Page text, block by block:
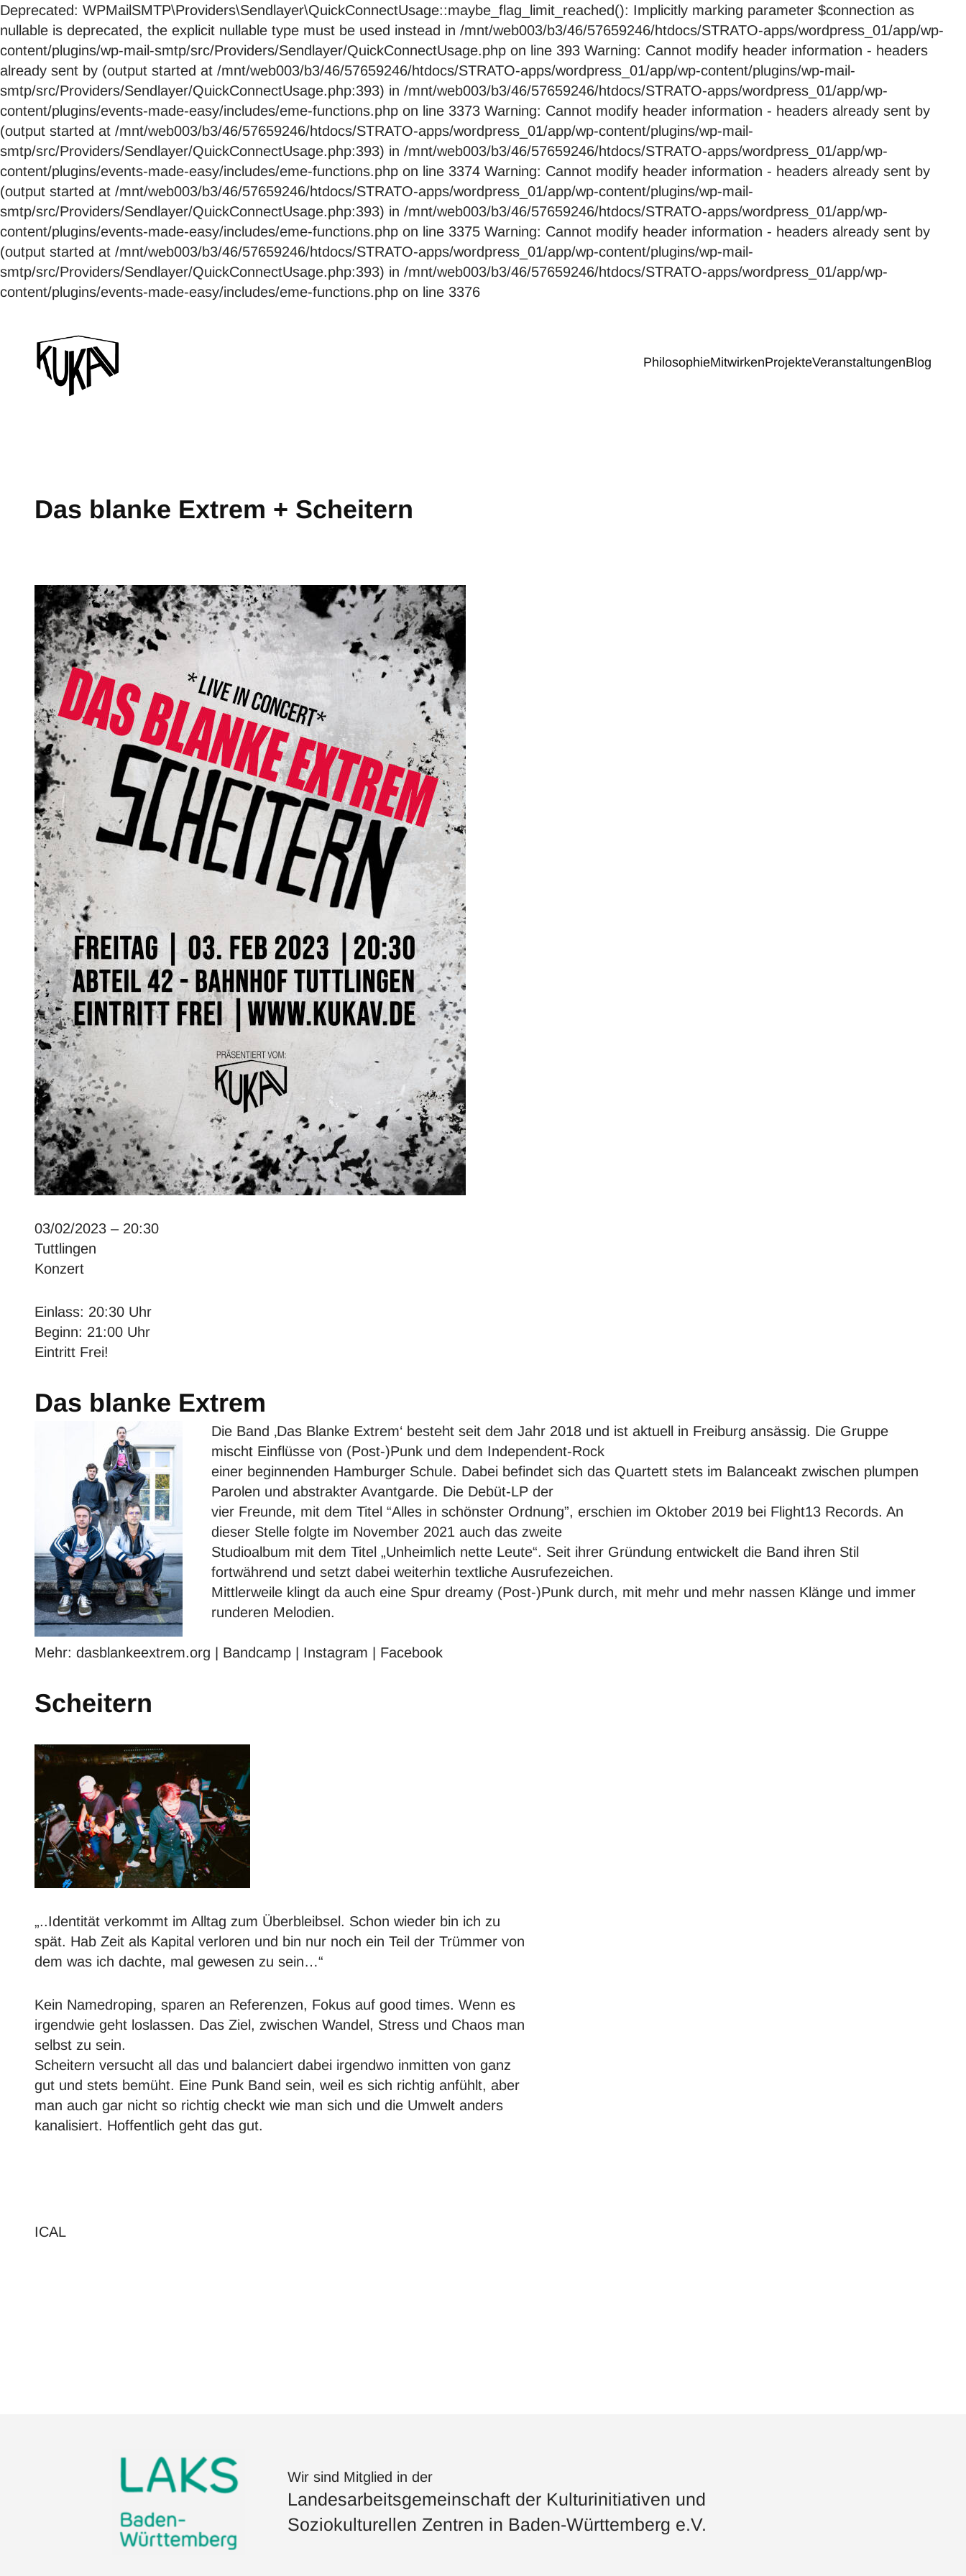
Deprecated: WPMailSMTP\Providers\Sendlayer\QuickConnectUsage::maybe_flag_limit_reached(): Implicitly marking parameter $connection as
nullable is deprecated, the explicit nullable type must be used instead in /mnt/web003/b3/46/57659246/htdocs/STRATO-apps/wordpress_01/app/wp-
content/plugins/wp-mail-smtp/src/Providers/Sendlayer/QuickConnectUsage.php on line 393 Warning: Cannot modify header information - headers
already sent by (output started at /mnt/web003/b3/46/57659246/htdocs/STRATO-apps/wordpress_01/app/wp-content/plugins/wp-mail-
smtp/src/Providers/Sendlayer/QuickConnectUsage.php:393) in /mnt/web003/b3/46/57659246/htdocs/STRATO-apps/wordpress_01/app/wp-
content/plugins/events-made-easy/includes/eme-functions.php on line 3373 Warning: Cannot modify header information - headers already sent by
(output started at /mnt/web003/b3/46/57659246/htdocs/STRATO-apps/wordpress_01/app/wp-content/plugins/wp-mail-
smtp/src/Providers/Sendlayer/QuickConnectUsage.php:393) in /mnt/web003/b3/46/57659246/htdocs/STRATO-apps/wordpress_01/app/wp-
content/plugins/events-made-easy/includes/eme-functions.php on line 3374 Warning: Cannot modify header information - headers already sent by
(output started at /mnt/web003/b3/46/57659246/htdocs/STRATO-apps/wordpress_01/app/wp-content/plugins/wp-mail-
smtp/src/Providers/Sendlayer/QuickConnectUsage.php:393) in /mnt/web003/b3/46/57659246/htdocs/STRATO-apps/wordpress_01/app/wp-
content/plugins/events-made-easy/includes/eme-functions.php on line 3375 Warning: Cannot modify header information - headers already sent by
(output started at /mnt/web003/b3/46/57659246/htdocs/STRATO-apps/wordpress_01/app/wp-content/plugins/wp-mail-
smtp/src/Providers/Sendlayer/QuickConnectUsage.php:393) in /mnt/web003/b3/46/57659246/htdocs/STRATO-apps/wordpress_01/app/wp-
content/plugins/events-made-easy/includes/eme-functions.php on line 3376
PhilosophieMitwirkenProjekteVeranstaltungenBlog
Das blanke Extrem + Scheitern
03/02/2023 – 20:30
Tuttlingen
Konzert
Einlass: 20:30 Uhr
Beginn: 21:00 Uhr
Eintritt Frei!
Das blanke Extrem
Die Band ‚Das Blanke Extrem‘ besteht seit dem Jahr 2018 und ist aktuell in Freiburg ansässig. Die Gruppe
mischt Einflüsse von (Post-)Punk und dem Independent-Rock
einer beginnenden Hamburger Schule. Dabei befindet sich das Quartett stets im Balanceakt zwischen plumpen
Parolen und abstrakter Avantgarde. Die Debüt-LP der
vier Freunde, mit dem Titel “Alles in schönster Ordnung”, erschien im Oktober 2019 bei Flight13 Records. An
dieser Stelle folgte im November 2021 auch das zweite
Studioalbum mit dem Titel „Unheimlich nette Leute“. Seit ihrer Gründung entwickelt die Band ihren Stil
fortwährend und setzt dabei weiterhin textliche Ausrufezeichen.
Mittlerweile klingt da auch eine Spur dreamy (Post-)Punk durch, mit mehr und mehr nassen Klänge und immer
runderen Melodien.
Mehr: dasblankeextrem.org | Bandcamp | Instagram | Facebook
Scheitern
„..Identität verkommt im Alltag zum Überbleibsel. Schon wieder bin ich zu
spät. Hab Zeit als Kapital verloren und bin nur noch ein Teil der Trümmer von
dem was ich dachte, mal gewesen zu sein…“
Kein Namedroping, sparen an Referenzen, Fokus auf good times. Wenn es
irgendwie geht loslassen. Das Ziel, zwischen Wandel, Stress und Chaos man
selbst zu sein.
Scheitern versucht all das und balanciert dabei irgendwo inmitten von ganz
gut und stets bemüht. Eine Punk Band sein, weil es sich richtig anfühlt, aber
man auch gar nicht so richtig checkt wie man sich und die Umwelt anders
kanalisiert. Hoffentlich geht das gut.
ICAL
Wir sind Mitglied in der
Landesarbeitsgemeinschaft der Kulturinitiativen und
Soziokulturellen Zentren in Baden-Württemberg e.V.